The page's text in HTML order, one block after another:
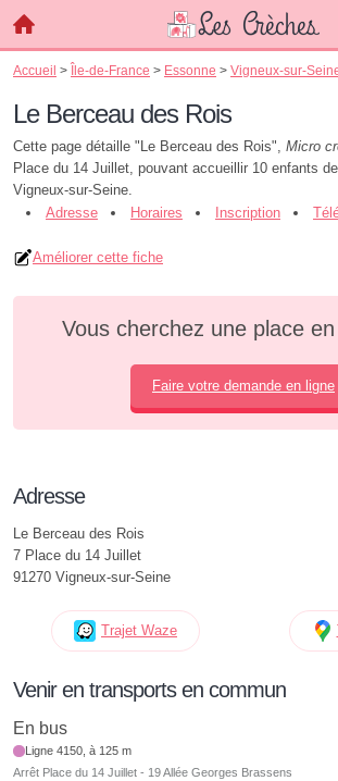
Accueil > Île-de-France > Essonne > Vigneux-sur-
Le Berceau des Rois
Cette page détaille "Le Berceau des Rois", Micro
Place du 14 Juillet, pouvant accueillir 10 enfants
Vigneux-sur-Seine.
Adresse
Horaires Inscription
Améliorer cette fiche
Vous cherchez une place
Faire votre demande en ligne
Adresse
Le Berceau des Rois
7 Place du 14 Juillet
91270 Vigneux-sur-Seine
Trajet Waze
Venir en transports en commun
En bus
Ligne 4150, à 125 m
Arrêt Place du 14 Juillet - 19 Allée Georges Brassens